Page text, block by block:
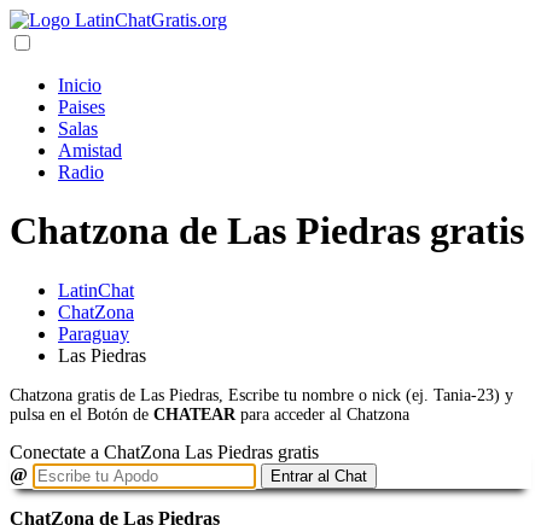
Inicio
Paises
Salas
Amistad
Radio
Chatzona de Las Piedras gratis
LatinChat
ChatZona
Paraguay
Las Piedras
Chatzona gratis de Las Piedras, Escribe tu nombre o nick (ej. Tania-23) y
pulsa en el Botón de CHATEAR para acceder al Chatzona
Conectate a ChatZona Las Piedras gratis
@
Entrar al Chat
ChatZona de Las Piedras